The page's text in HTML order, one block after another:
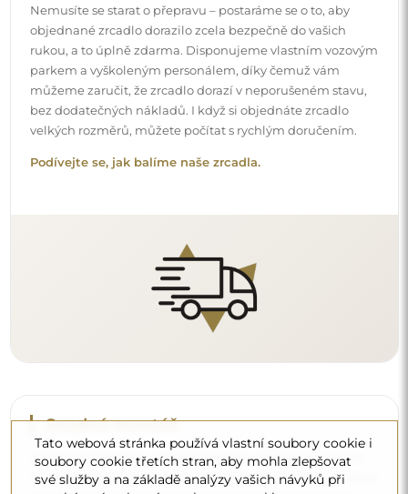
Snadná montáž
Zajišťujeme výrobu a dodání zrcadel, zatímco montáž je
na vaší straně. Vzhledem ke specifičnosti každého prostoru
nenabízíme standardní montážní příslušenství. To vám
nejlépe vyhovují vašim stěnám a potřebám.
Čištění a péče
Tato webová stránka používá vlastní soubory cookie i
soubory cookie třetích stran, aby mohla zlepšovat
své služby a na základě analýzy vašich návyků při